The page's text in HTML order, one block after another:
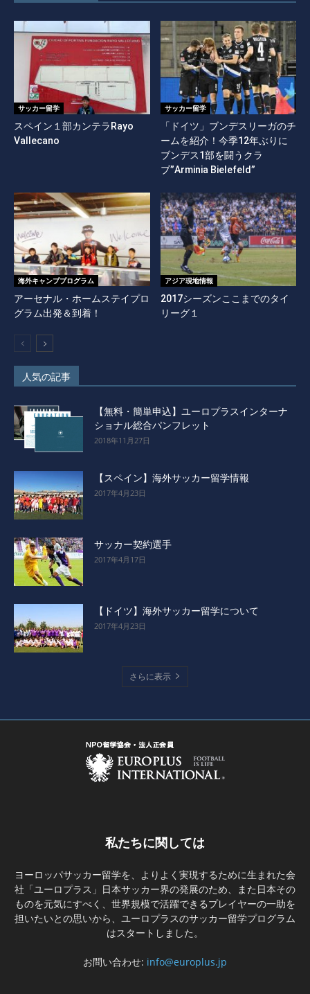
サッカー留学
スペイン１部カンテラRayo
Vallecano
サッカー留学
「ドイツ」ブンデスリーガのチ
ームを紹介！今季12年ぶりに
ブンデス1部を闘うクラ
ブ”Arminia Bielefeld”
海外キャンププログラム
アーセナル・ホームステイプロ
グラム出発＆到着！
アジア現地情報
2017シーズンここまでのタイ
リーグ１
人気の記事
【無料・簡単申込】ユーロプラスインターナ
ショナル総合パンフレット
2018年11月27日
【スペイン】海外サッカー留学情報
2017年4月23日
サッカー契約選手
2017年4月17日
【ドイツ】海外サッカー留学について
2017年4月23日
さらに表示
私たちに関しては
ヨーロッパサッカー留学を、よりよく実現するために生まれた会
社「ユーロプラス」日本サッカー界の発展のため、また日本その
ものを元気にすべく、世界規模で活躍できるプレイヤーの一助を
担いたいとの思いから、ユーロプラスのサッカー留学プログラム
はスタートしました。
お問い合わせ: info@europlus.jp